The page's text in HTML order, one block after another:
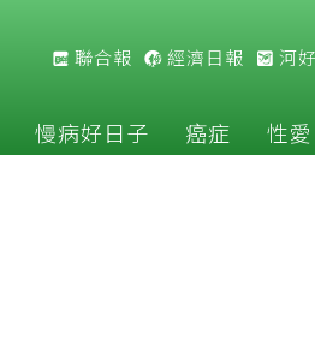
聯合報 經濟日報 河
慢病好日子 癌症 性愛